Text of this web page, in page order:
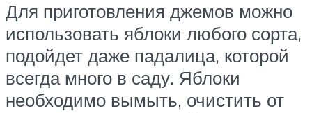
Для приготовления джемов можно
использовать яблоки любого сорта,
подойдет даже падалица, которой
всегда много в саду. Яблоки
необходимо вымыть, очистить от